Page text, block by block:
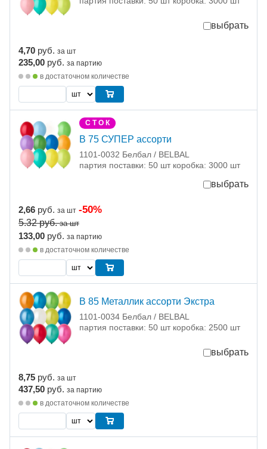
выбрать
4,70 руб. за шт
235,00 руб. за партию
в достаточном количестве
С Т О К
В 75 СУПЕР ассорти
1101-0032 Белбал / BELBAL
партия поставки: 50 шт коробка: 3000 шт
выбрать
2,66 руб. за шт -50%
5.32руб. за шт
133,00 руб. за партию
в достаточном количестве
В 85 Металлик ассорти Экстра
1101-0034 Белбал / BELBAL
партия поставки: 50 шт коробка: 2500 шт
выбрать
8,75 руб. за шт
437,50 руб. за партию
в достаточном количестве